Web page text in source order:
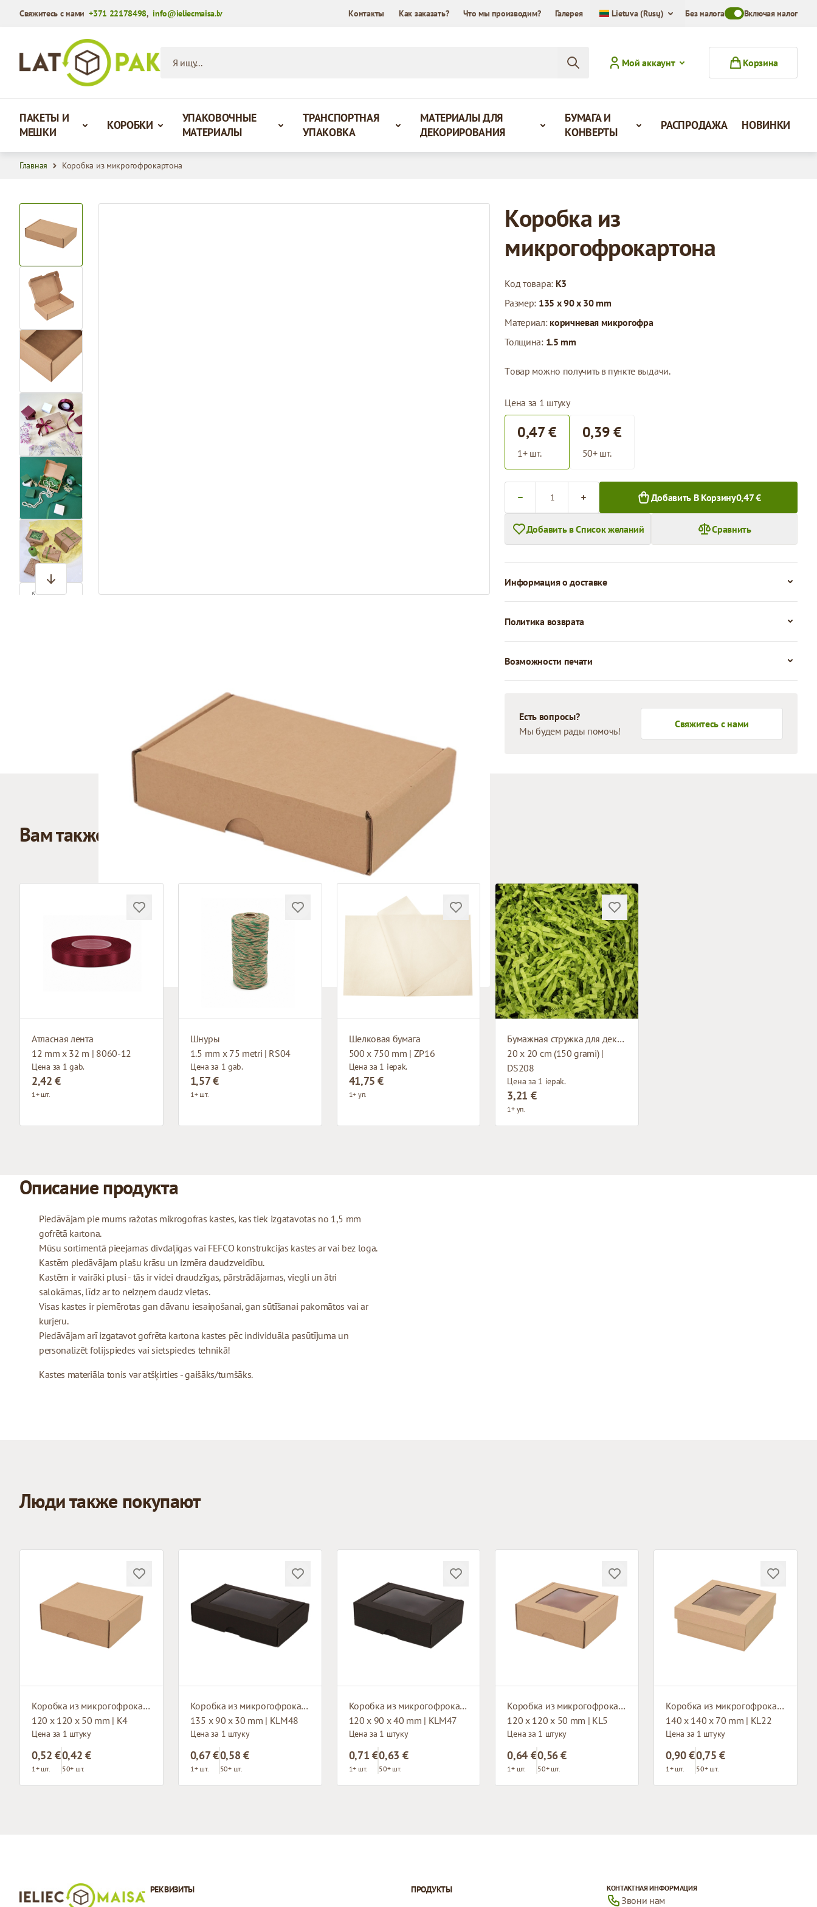
Свяжитесь с нами+371 22178498,info@ieliecmaisa.lv Контакты Как заказать? Что мы производим? Галерея Lietuva (Rusų) Без налогаToggle VAT Mode
Включая налог
Мой аккаунт Корзина
ПАКЕТЫ И
МЕШКИ
КОРОБКИ
УПАКОВОЧНЫЕ
МАТЕРИАЛЫ
ТРАНСПОРТНАЯ
УПАКОВКА
МАТЕРИАЛЫ ДЛЯ
ДЕКОРИРОВАНИЯ
БУМАГА И
КОНВЕРТЫ
РАСПРОДАЖА НОВИНКИ
Главная Коробка из микрогофрокартона
View larger image
View larger image
View larger image
View larger image
View larger image
Коробка из
микрогофрокартона
Код товара: K3
Размер: 135 x 90 x 30 mm
Материал: коричневая микрогофра
Толщина: 1.5 mm
Tовар можно получить в пункте выдачи.
Цена за 1 штуку
0,47 €
1+ шт.
0,39 €
50+ шт.
Добавить В Корзину0,47 €
Добавить в Список желаний Сравнить
Информация о доставке
Политика возврата
Возможности печати
Есть вопросы?
Мы будем рады помочь!
Свяжитесь с нами
Вам также может понравиться
Атласная лента
12 mm x 32 m | 8060-12
Цена за 1 gab.
2,42 €
1+ шт.
Шнуры
1.5 mm x 75 metri | RS04
Цена за 1 gab.
1,57 €
1+ шт.
Шелковая бумага
500 x 750 mm | ZP16
Цена за 1 iepak.
41,75 €
1+ уп.
Бумажная стружка для декорирования
20 x 20 cm (150 grami) |
DS208
Цена за 1 iepak.
3,21 €
1+ уп.
Описание продукта
Piedāvājam pie mums ražotas mikrogofras kastes, kas tiek izgatavotas no 1,5 mm
gofrētā kartona.
Mūsu sortimentā pieejamas divdaļīgas vai FEFCO konstrukcijas kastes ar vai bez loga.
Kastēm piedāvājam plašu krāsu un izmēra daudzveidību.
Kastēm ir vairāki plusi - tās ir videi draudzīgas, pārstrādājamas, viegli un ātri
salokāmas, līdz ar to neizņem daudz vietas.
Visas kastes ir piemērotas gan dāvanu iesaiņošanai, gan sūtīšanai pakomātos vai ar
kurjeru.
Piedāvājam arī izgatavot gofrēta kartona kastes pēc individuāla pasūtījuma un
personalizēt folijspiedes vai sietspiedes tehnikā!
Kastes materiāla tonis var atšķirties - gaišāks/tumšāks.
Люди также покупают
Коробка из микрогофрокартона
120 x 120 x 50 mm | K4
Цена за 1 штуку
0,52 €
1+ шт.
0,42 €
50+ шт.
Коробка из микрогофрокартона с окном
135 x 90 x 30 mm | KLM48
Цена за 1 штуку
0,67 €
1+ шт.
0,58 €
50+ шт.
Коробка из микрогофрокартона с окном
120 x 90 x 40 mm | KLM47
Цена за 1 штуку
0,71 €
1+ шт.
0,63 €
50+ шт.
Коробка из микрогофрокартона с окном
120 x 120 x 50 mm | KL5
Цена за 1 штуку
0,64 €
1+ шт.
0,56 €
50+ шт.
Коробка из микрогофрокартона с окном
140 x 140 x 70 mm | KL22
Цена за 1 штуку
0,90 €
1+ шт.
0,75 €
50+ шт.
РЕКВИЗИТЫ ПРОДУКТЫ КОНТАКТНАЯ ИНФОРМАЦИЯ
Звони нам